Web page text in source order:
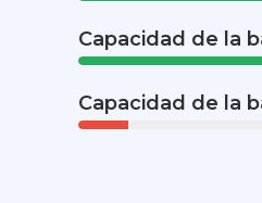
Capacidad de la
Capacidad de la